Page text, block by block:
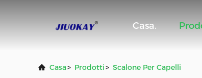
Casa.
Casa> Prodotti> Scalone Per Capelli